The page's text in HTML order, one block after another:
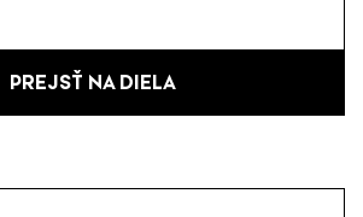
PREJSŤ NA DIELA